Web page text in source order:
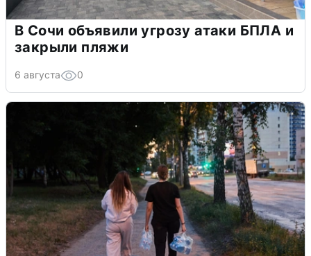
В Сочи объявили угрозу атаки БПЛА и
закрыли пляжи
6 августа 0